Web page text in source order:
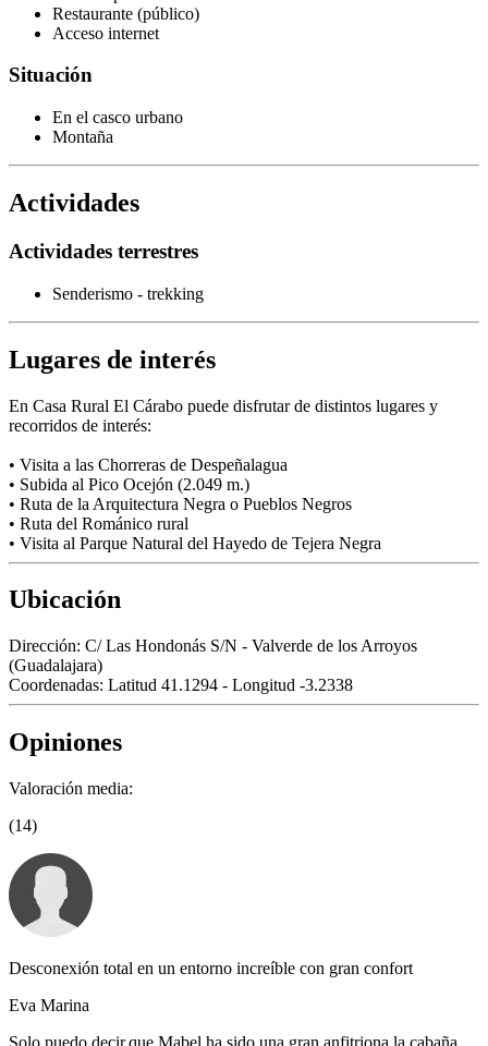
Restaurante (público)
Acceso internet
Situación
En el casco urbano
Montaña
Actividades
Actividades terrestres
Senderismo - trekking
Lugares de interés
En Casa Rural El Cárabo puede disfrutar de distintos lugares y
recorridos de interés:
• Visita a las Chorreras de Despeñalagua
• Subida al Pico Ocejón (2.049 m.)
• Ruta de la Arquitectura Negra o Pueblos Negros
• Ruta del Románico rural
• Visita al Parque Natural del Hayedo de Tejera Negra
Ubicación
Dirección: C/ Las Hondonás S/N - Valverde de los Arroyos
(Guadalajara)
Coordenadas: Latitud 41.1294 - Longitud -3.2338
Opiniones
Valoración media:
(14)
Desconexión total en un entorno increíble con gran confort
Eva Marina